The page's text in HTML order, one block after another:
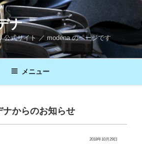
ナ
公式サイト ／ modena のページです
メニュー
ナからのお知らせ
2018年10月29日